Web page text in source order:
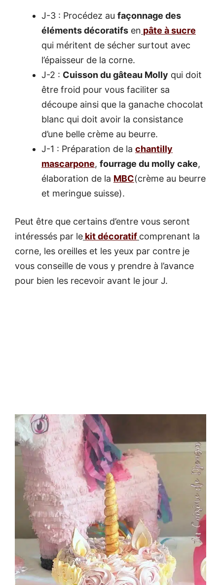
J-3 : Procédez au façonnage des
éléments décoratifs en pâte à sucre
qui méritent de sécher surtout avec
l’épaisseur de la corne.
J-2 : Cuisson du gâteau Molly qui doit
être froid pour vous faciliter sa
découpe ainsi que la ganache chocolat
blanc qui doit avoir la consistance
d’une belle crème au beurre.
J-1 : Préparation de la chantilly
mascarpone, fourrage du molly cake,
élaboration de la MBC(crème au beurre
et meringue suisse).
Peut être que certains d’entre vous seront
intéressés par le kit décoratif comprenant la
corne, les oreilles et les yeux par contre je
vous conseille de vous y prendre à l’avance
pour bien les recevoir avant le jour J.